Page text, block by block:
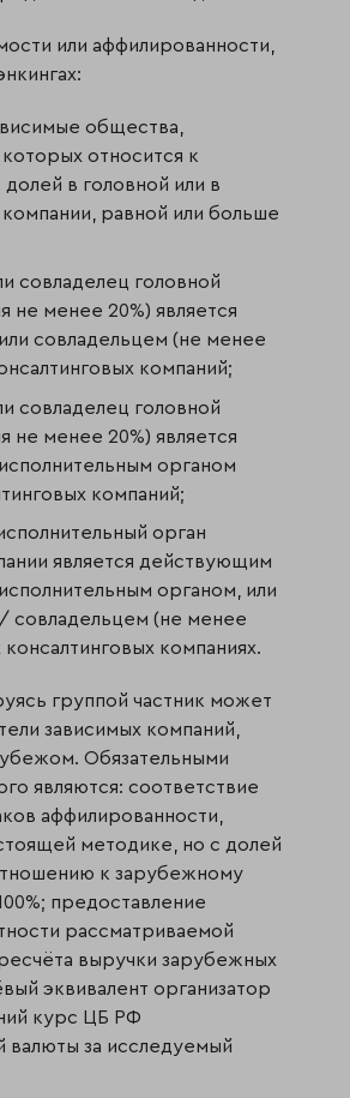
или аффилированности,
общества,
относится к
долей в головной или в
равной или больше
совладелец головной
не менее 20%) является
совладельцем (не менее
компаний;
совладелец головной
не менее 20%) является
органом
компаний;
орган
является действующим
органом, или
совладельцем (не менее
компаниях.
группой частник может
зависимых компаний,
Обязательными
являются: соответствие
аффилированности,
методике, но с долей
к зарубежному
предоставление
рассматриваемой
выручки зарубежных
эквивалент организатор
курс ЦБ РФ
валюты за исследуемый